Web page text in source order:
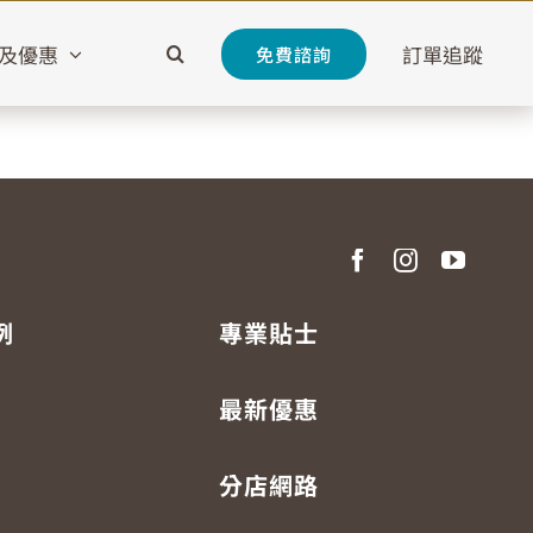
優惠 免費諮詢 訂單追蹤
專業貼士
最新優惠
分店網路